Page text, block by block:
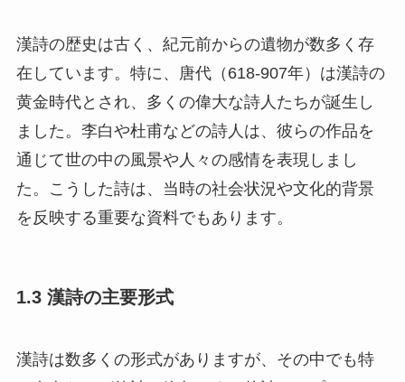
漢詩の歴史は古く、紀元前からの遺物が数多く存
在しています。特に、唐代（618-907年）は漢詩の
黄金時代とされ、多くの偉大な詩人たちが誕生し
ました。李白や杜甫などの詩人は、彼らの作品を
通じて世の中の風景や人々の感情を表現しまし
た。こうした詩は、当時の社会状況や文化的背景
を反映する重要な資料でもあります。
1.3 漢詩の主要形式
漢詩は数多くの形式がありますが、その中でも特